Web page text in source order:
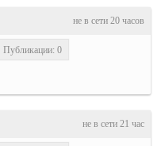
не в сети 20 часов
Публикации: 0
не в сети 21 час